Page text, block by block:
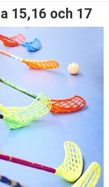
15,16 och 17